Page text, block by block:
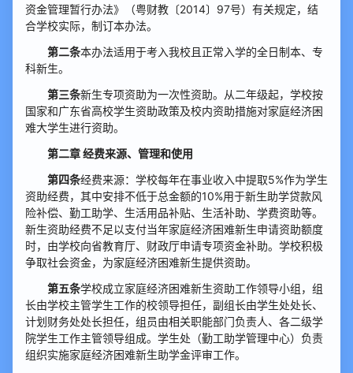
资金管理暂行办法》（粤财教〔2014〕97号）有关规定，结
合学校实际，制订本办法。
第二条本办法适用于考入我校且正常入学的全日制本、专
科新生。
第三条新生专项资助为一次性资助。从二年级起，学校按
国家和广东省高校学生资助政策及校内资助措施对家庭经济困
难大学生进行资助。
第二章 经费来源、管理和使用
第四条经费来源：学校每年在事业收入中提取5%作为学生
资助经费，其中安排不低于总金额的10%用于新生助学贷款风
险补偿、勤工助学、生活用品补贴、生活补助、学费资助等。
新生资助经费不足以支付当年家庭经济困难新生申请资助额度
时，由学校向省教育厅、财政厅申请专项资金补助。学校积极
争取社会资金，为家庭经济困难新生提供资助。
第五条学校成立家庭经济困难新生资助工作领导小组，组
长由学校主管学生工作的校领导担任，副组长由学生处处长、
计划财务处处长担任，组员由相关职能部门负责人、各二级学
院学生工作主管领导组成。学生处（勤工助学管理中心）负责
组织实施家庭经济困难新生助学金评审工作。